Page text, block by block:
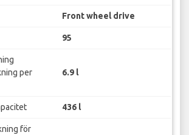
Front wheel drive
95
per
6.9 l
436 l
för